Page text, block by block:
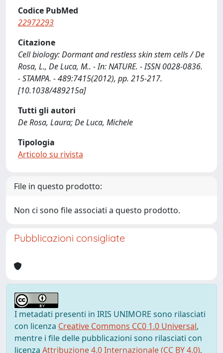
Codice PubMed
22972293
Citazione
Cell biology: Dormant and restless skin stem cells / De
Rosa, L., De Luca, M.. - In: NATURE. - ISSN 0028-0836.
- STAMPA. - 489:7415(2012), pp. 215-217.
[10.1038/489215a]
Tutti gli autori
De Rosa, Laura; De Luca, Michele
Tipologia
Articolo su rivista
File in questo prodotto:
Non ci sono file associati a questo prodotto.
Pubblicazioni consigliate
I metadati presenti in IRIS UNIMORE sono rilasciati
con licenza Creative Commons CC0 1.0 Universal,
mentre i file delle pubblicazioni sono rilasciati con
licenza Attribuzione 4.0 Internazionale (CC BY 4.0),